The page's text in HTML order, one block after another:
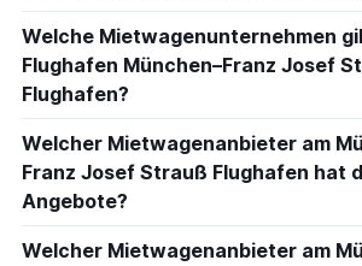
Welche Mietwagenunternehmen
Flughafen München–Franz Josef
Flughafen?
Welcher Mietwagenanbieter am
Franz Josef Strauß Flughafen hat
Angebote?
Welcher Mietwagenanbieter am